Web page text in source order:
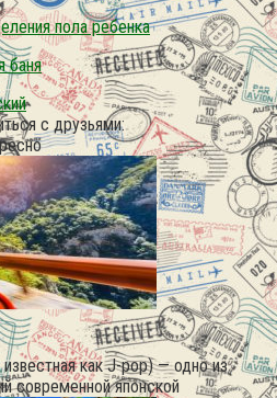
пола ребенка
баня
с друзьями:
как J-pop) — одно из
современной японской